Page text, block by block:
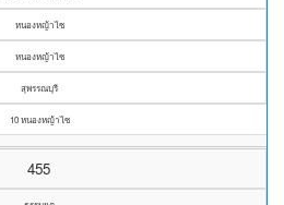
หนองหญ้าไซ
หนองหญ้าไซ
สุพรรณบุรี
10 หนองหญ้าไซ
455